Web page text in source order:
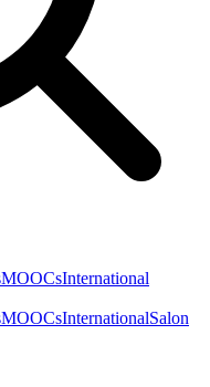
MOOCsInternational
MOOCsInternationalSalon